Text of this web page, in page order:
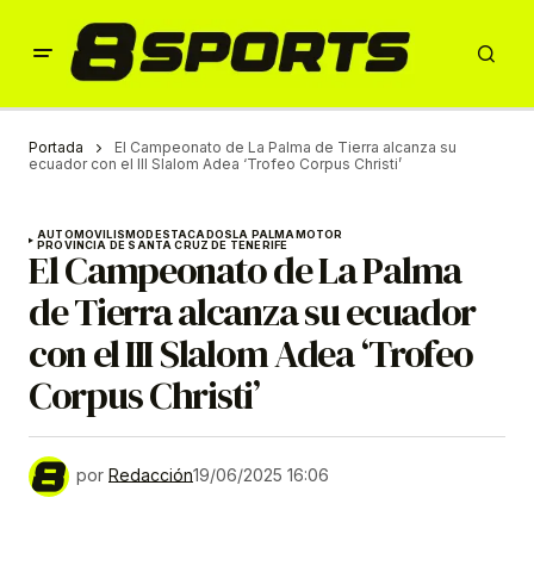
Portada
El Campeonato de La Palma de Tierra alcanza su
ecuador con el III Slalom Adea ‘Trofeo Corpus Christi’
AUTOMOVILISMODESTACADOSLA PALMAMOTOR
PROVINCIA DE SANTA CRUZ DE TENERIFE
El Campeonato de La Palma
de Tierra alcanza su ecuador
con el III Slalom Adea ‘Trofeo
Corpus Christi’
por Redacción19/06/2025 16:06